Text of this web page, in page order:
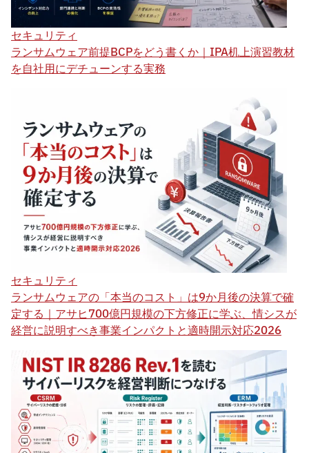
セキュリティ
ランサムウェア前提BCPをどう書くか｜IPA机上演習教材
を自社用にデチューンする実務
セキュリティ
ランサムウェアの「本当のコスト」は9か月後の決算で確
定する｜アサヒ700億円規模の下方修正に学ぶ、情シスが
経営に説明すべき事業インパクトと適時開示対応2026